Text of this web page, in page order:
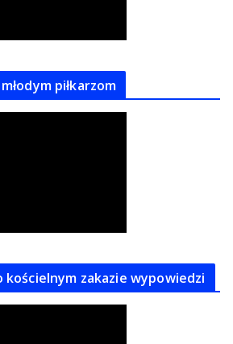
piłkarzom
kościelnym zakazie wypowiedzi